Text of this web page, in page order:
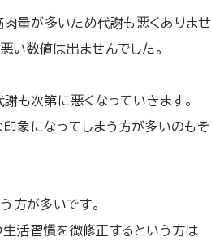
量が多いため代謝も悪くありませ
い数値は出ませんでした。
謝も次第に悪くなっていきます。
象になってしまう方が多いのもそ
方が多いです。
活習慣を微修正するという方は